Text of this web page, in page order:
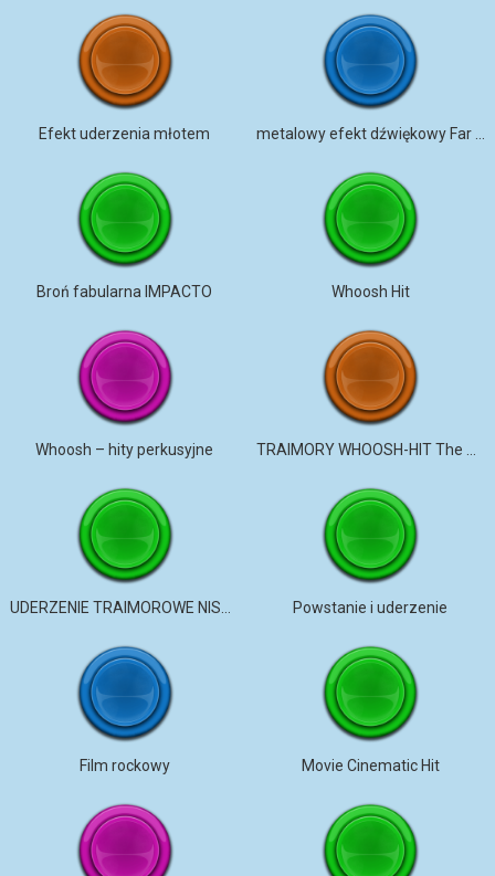
Efekt uderzenia młotem
Broń fabularna IMPACTO Whoosh Hit
Whoosh – hity perkusyjne
Powstanie i uderzenie
Film rockowy Movie Cinematic Hit